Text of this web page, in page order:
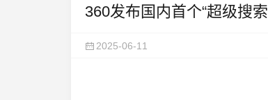
360发布国内首个“超级搜
2025-06-11